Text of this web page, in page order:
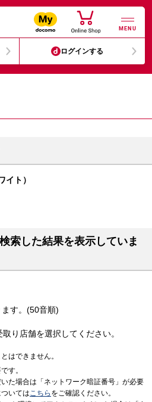
MENU
ログインする
ト）
索した結果を表示していま
す。(50音順)
り店舗を選択してください。
はできません。
す。
た場合は「ネットワーク暗証番号」が必要
いてはこちら をご確認ください。